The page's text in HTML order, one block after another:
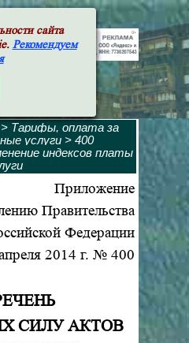
> Тарифы, оплата за
услуги > 400
индексов платы
Приложение
Правительства
Федерации
2014 г. № 400
СИЛУ АКТОВ
сайта
Рекомендуем